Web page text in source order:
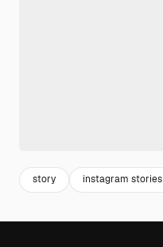
story instagram stories